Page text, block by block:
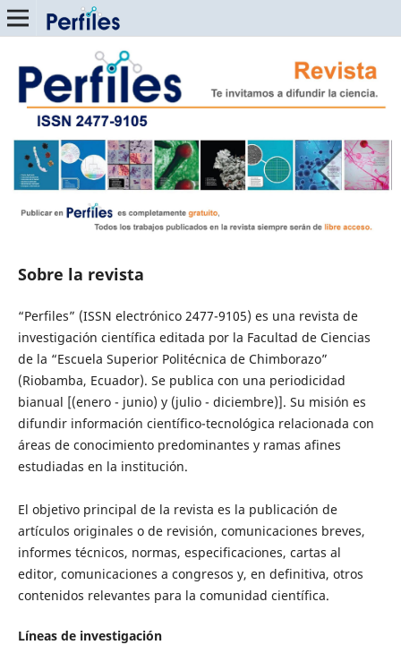
Sobre la revista
“Perfiles” (ISSN electrónico 2477-9105) es una revista de
investigación científica editada por la Facultad de Ciencias
de la “Escuela Superior Politécnica de Chimborazo”
(Riobamba, Ecuador). Se publica con una periodicidad
bianual [(enero - junio) y (julio - diciembre)]. Su misión es
difundir información científico-tecnológica relacionada con
áreas de conocimiento predominantes y ramas afines
estudiadas en la institución.
El objetivo principal de la revista es la publicación de
artículos originales o de revisión, comunicaciones breves,
informes técnicos, normas, especificaciones, cartas al
editor, comunicaciones a congresos y, en definitiva, otros
contenidos relevantes para la comunidad científica.
Líneas de investigación